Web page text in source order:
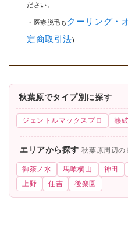
ださい。
・医療脱毛も クーリング・
定商取引法)
秋葉原でタイプ別に探す
ジェントルマックスプロ 熱
エリアから探す秋葉原周辺の
御茶ノ水 馬喰横山 神田
上野
住吉 後楽園